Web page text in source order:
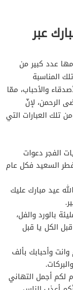
عبر
عدد كبير من
المناسبة
والأحباب، ممّا
الرحمن، لإنّ
تلك العبارات التي
الفجر دعوات
السعيد فكل عام
عيد مبارك عليك
بالورد والفل،
الكل يا قبل
وأحبابك بألف
لكم أجمل التهاني